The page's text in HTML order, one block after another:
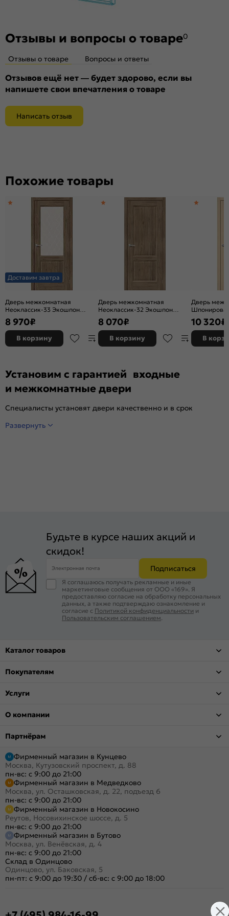
Отзывы и вопросы о товаре0
Отзывы о товаре Вопросы и ответы
Отзывов ещё нет — будет здорово, если вы
напишете свои впечатления о товаре
Написать отзыв
Похожие товары
Доставим завтра
Дверь межкомнатная
Неоклассик-33 Экошпон
Original Oak, остекленная,
white сrystal, кромка нет,
филенчатая
8 970₽
В корзину
Дверь межкомнатная
Неоклассик-32 Экошпон
Original Oak, глухая, кромка
нет, филенчатая
8 070₽
В корзину
Дверь
щитовая
10 320₽
В
Установим с гарантией входные
и межкомнатные двери
Специалисты установят двери качественно и в срок
Развернуть
Будьте в курсе наших акций и
скидок!
Электронная почта Подписаться
Я соглашаюсь получать рекламные и иные
маркетинговые сообщения от ООО «169». Я
предоставляю согласие на обработку персональных
данных, а также подтверждаю ознакомление и
согласие с Политикой конфиденциальности и
Пользовательским соглашением
Каталог товаров
Покупателям
Услуги
О компании
Партнёрам
Фирменный магазин в Кунцево
Москва, Кутузовский проспект, д. 88
пн-вс: с 9:00 до 21:00
Фирменный магазин в Медведково
Москва, ул. Осташковская, д. 22, подъезд 6
пн-вс: с 9:00 до 21:00
Фирменный магазин в Новокосино
Реутов, Носовихинское шоссе, д. 5
пн-вс: с 9:00 до 21:00
Фирменный магазин в Бутово
Москва, ул. Венёвская, д. 4
пн-вс: с 9:00 до 21:00
Склад в Одинцово
Одинцово, ул. Баковская, 5
пн-пт: с 9:00 до 19:30 / сб-вс: с 9:00 до 18:00